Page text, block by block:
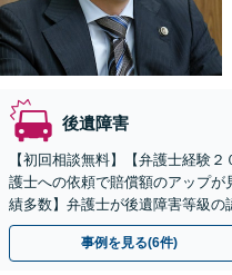
後遺障害
【初回相談無料】【弁護士経験
護士への依頼で賠償額のアップ
績多数】弁護士が後遺障害等級の
約で弁護士費用0円】【せんげん
事例を見る(6件)